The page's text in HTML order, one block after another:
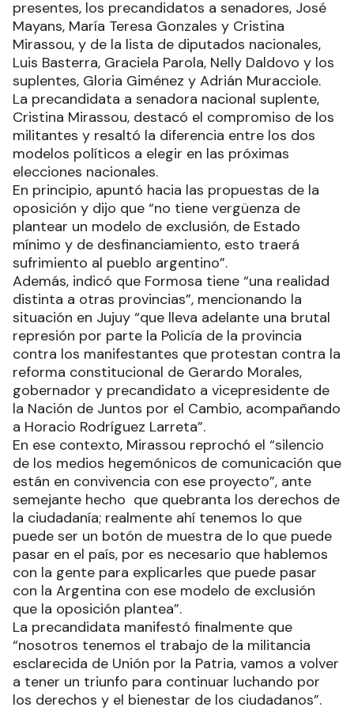
presentes, los precandidatos a senadores, José
Mayans, María Teresa Gonzales y Cristina
Mirassou, y de la lista de diputados nacionales,
Luis Basterra, Graciela Parola, Nelly Daldovo y los
suplentes, Gloria Giménez y Adrián Muracciole.
La precandidata a senadora nacional suplente,
Cristina Mirassou, destacó el compromiso de los
militantes y resaltó la diferencia entre los dos
modelos políticos a elegir en las próximas
elecciones nacionales.
En principio, apuntó hacia las propuestas de la
oposición y dijo que “no tiene vergüenza de
plantear un modelo de exclusión, de Estado
mínimo y de desfinanciamiento, esto traerá
sufrimiento al pueblo argentino”.
Además, indicó que Formosa tiene “una realidad
distinta a otras provincias”, mencionando la
situación en Jujuy “que lleva adelante una brutal
represión por parte la Policía de la provincia
contra los manifestantes que protestan contra la
reforma constitucional de Gerardo Morales,
gobernador y precandidato a vicepresidente de
la Nación de Juntos por el Cambio, acompañando
a Horacio Rodríguez Larreta”.
En ese contexto, Mirassou reprochó el “silencio
de los medios hegemónicos de comunicación que
están en convivencia con ese proyecto”, ante
semejante hecho que quebranta los derechos de
la ciudadanía; realmente ahí tenemos lo que
puede ser un botón de muestra de lo que puede
pasar en el país, por es necesario que hablemos
con la gente para explicarles que puede pasar
con la Argentina con ese modelo de exclusión
que la oposición plantea”.
La precandidata manifestó finalmente que
“nosotros tenemos el trabajo de la militancia
esclarecida de Unión por la Patria, vamos a volver
a tener un triunfo para continuar luchando por
los derechos y el bienestar de los ciudadanos”.